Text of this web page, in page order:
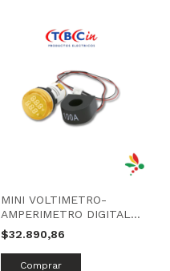
MINI VOLTIMETRO-
AMPERIMETRO DIGITAL |
AMARILLO | TBCIN
$32.890,86